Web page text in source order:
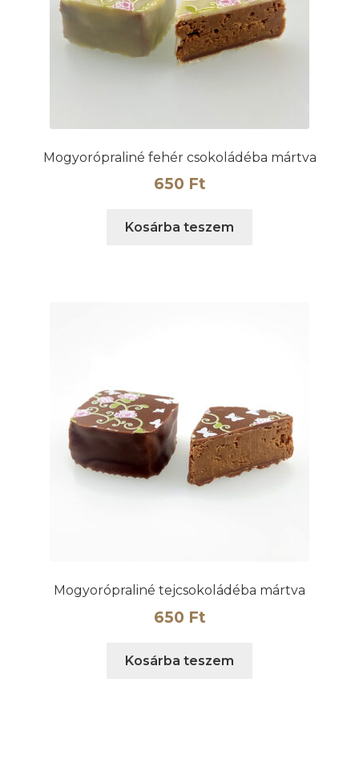
Mogyorópraliné fehér csokoládéba mártva
650 Ft
Kosárba teszem
Mogyorópraliné tejcsokoládéba mártva
650 Ft
Kosárba teszem